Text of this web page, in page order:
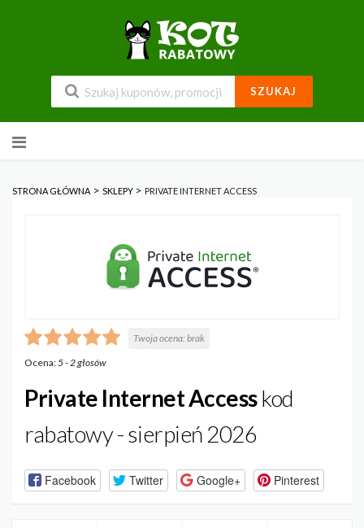
SZUKAJ
do
STRONA GŁÓWNA > SKLEPY > PRIVATE INTERNET ACCESS
Twoja ocena:brak
Ocena:5-2głosów
Private Internet Accesskod
rabatowy - sierpień 2026
Facebook Twitter Google+ Pinterest